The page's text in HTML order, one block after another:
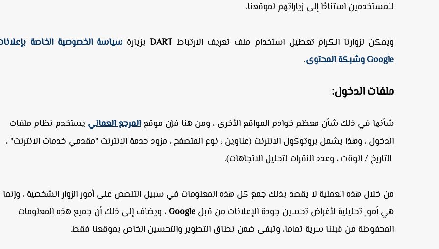
للمستخدمين استنادًا إلى زياراتهم لموقعنا.
ويمكن لزوارنا الكرام تعطيل استخدام ملف تعريف الارتباطDART بزيارة سياسة الخصوصية الخاصة
Google وشبكة المحتوى
.
ملفات الدخول:
شأنها في ذلك شأن معظم خوادم المواقع الأخرى ، ومن هنا فإن موقعالمرجع العماني يستخدم نظام ملفات
الدخول ، وهذا يشمل بروتوكول الانترنت (عناوين ، نوع المتصفح ، مزود خدمة الانترنت "مقدمي خدمات الانترنت" ،
التاريخ / الوقت ، وعدد النقرات لتحليل الاتجاهات).
من خلال هذه العملية لا يقصد بذلك جمع كل هذه المعلومات في سبيل التلصص على أمور الزوار الشخصية ، وإنما
هي أمور تحليلية لأغراض تحسين جودة الإعلانات من قبل Google، ويضاف إلى ذلك أن جميع هذه المعلومات
المحفوظة من قبلنا سرية تماما، وتبقى ضمن نطاق التطوير والتحسين الخاص بموقعنا فقط.